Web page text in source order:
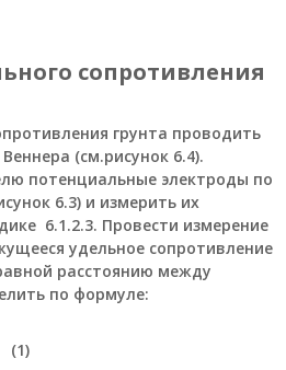
сопротивления
грунта проводить
(см.рисунок 6.4).
потенциальные электроды по
6.3) и измерить их
6.1.2.3. Провести измерение
удельное сопротивление
расстоянию между
по формуле: